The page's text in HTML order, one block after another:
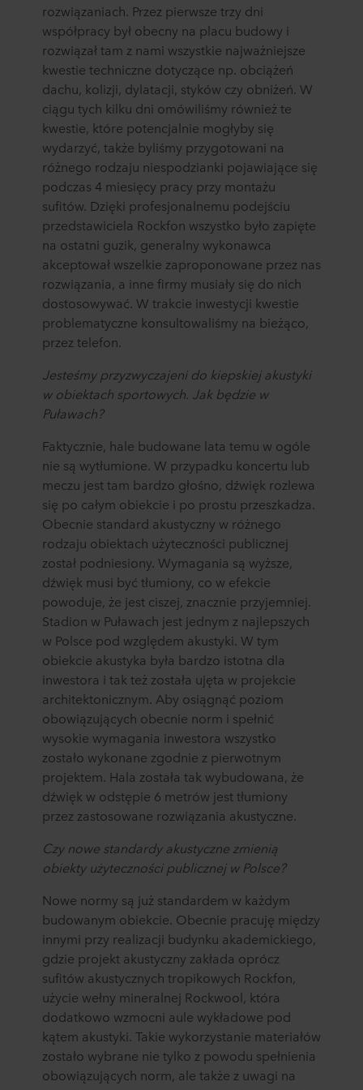
rozwiązaniach. Przez pierwsze trzy dni
współpracy był obecny na placu budowy i
rozwiązał tam z nami wszystkie najważniejsze
kwestie techniczne dotyczące np. obciążeń
dachu, kolizji, dylatacji, styków czy obniżeń. W
ciągu tych kilku dni omówiliśmy również te
kwestie, które potencjalnie mogłyby się
wydarzyć, także byliśmy przygotowani na
różnego rodzaju niespodzianki pojawiające się
podczas 4 miesięcy pracy przy montażu
sufitów. Dzięki profesjonalnemu podejściu
przedstawiciela Rockfon wszystko było zapięte
na ostatni guzik, generalny wykonawca
akceptował wszelkie zaproponowane przez nas
rozwiązania, a inne firmy musiały się do nich
dostosowywać. W trakcie inwestycji kwestie
problematyczne konsultowaliśmy na bieżąco,
przez telefon.
Jesteśmy przyzwyczajeni do kiepskiej akustyki
w obiektach sportowych. Jak będzie w
Puławach?
Faktycznie, hale budowane lata temu w ogóle
nie są wytłumione. W przypadku koncertu lub
meczu jest tam bardzo głośno, dźwięk rozlewa
się po całym obiekcie i po prostu przeszkadza.
Obecnie standard akustyczny w różnego
rodzaju obiektach użyteczności publicznej
został podniesiony. Wymagania są wyższe,
dźwięk musi być tłumiony, co w efekcie
powoduje, że jest ciszej, znacznie przyjemniej.
Stadion w Puławach jest jednym z najlepszych
w Polsce pod względem akustyki. W tym
obiekcie akustyka była bardzo istotna dla
inwestora i tak też została ujęta w projekcie
architektonicznym. Aby osiągnąć poziom
obowiązujących obecnie norm i spełnić
wysokie wymagania inwestora wszystko
zostało wykonane zgodnie z pierwotnym
projektem. Hala została tak wybudowana, że
dźwięk w odstępie 6 metrów jest tłumiony
przez zastosowane rozwiązania akustyczne.
Czy nowe standardy akustyczne zmienią
obiekty użyteczności publicznej w Polsce?
Nowe normy są już standardem w każdym
budowanym obiekcie. Obecnie pracuję między
innymi przy realizacji budynku akademickiego,
gdzie projekt akustyczny zakłada oprócz
sufitów akustycznych tropikowych Rockfon,
użycie wełny mineralnej Rockwool, która
dodatkowo wzmocni aule wykładowe pod
kątem akustyki. Takie wykorzystanie materiałów
zostało wybrane nie tylko z powodu spełnienia
obowiązujących norm, ale także z uwagi na